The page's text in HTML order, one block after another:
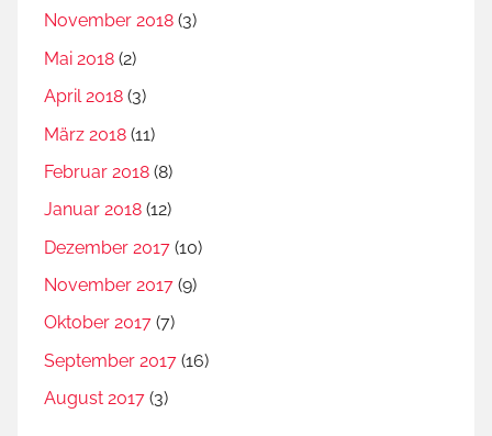
November 2018 (3)
Mai 2018 (2)
April 2018 (3)
März 2018 (11)
Februar 2018 (8)
Januar 2018 (12)
Dezember 2017 (10)
November 2017 (9)
Oktober 2017 (7)
September 2017 (16)
August 2017 (3)